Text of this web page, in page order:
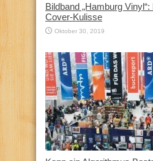
Bildband „Hamburg
Cover-Kulisse
Oktober 30, 2019